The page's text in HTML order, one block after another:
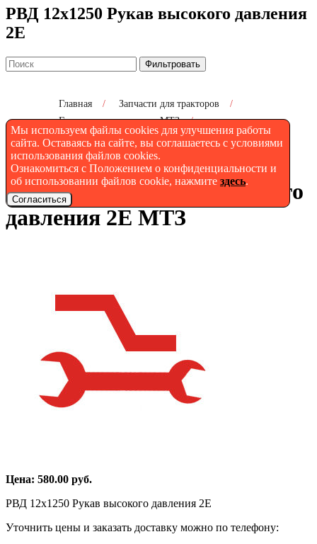
Мы используем файлы cookies для улучшения работы
сайта. Оставаясь на сайте, вы соглашаетесь с условиями
использования файлов cookies.
Ознакомиться с Положением о конфиденциальности и
об использовании файлов cookie, нажмите здесь.
Согласиться
РВД 12х1250 Рукав высокого давления
2Е
Фильтровать
Главная / Запчасти для тракторов
/
Гидросистема трактора МТЗ
/
РВД 12х1250 Рукав высокого давления 2Е
РВД 12х1250 Рукав высокого
давления 2Е МТЗ
Цена: 580.00 руб.
РВД 12х1250 Рукав высокого давления 2Е
Уточнить цены и заказать доставку можно по телефону: